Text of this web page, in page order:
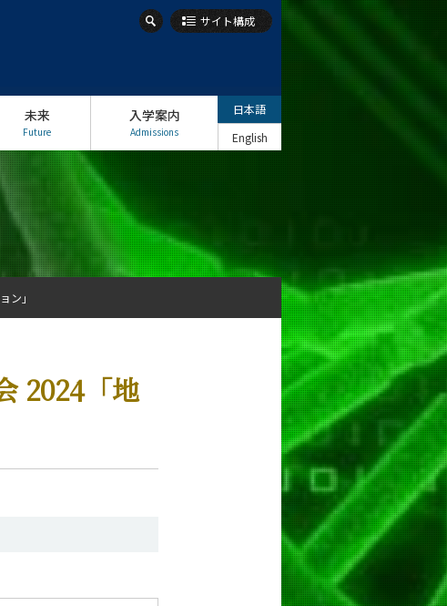
サイト構成
未来
Future
入学案内
Admissions
日本語
English
2024「地
ン」